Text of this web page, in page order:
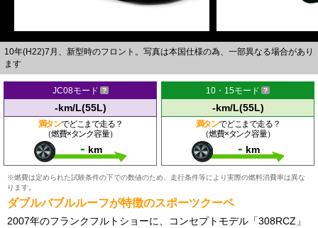
10年(H22)7月、新型時のフロント。写真は本国仕様の為、一部異なる場合があり
ます
JC08モード
-km/L(55L)
満タンでどこまで走る？
（燃費×タンク容量）
- km
10・15モード
-km/L(55L)
満タンでどこまで走る？
（燃費×タンク容量）
- km
※燃費は定められた試験条件の下での数値のため、走行条件等により実際の燃料消費率は異な
ります。
ダブルバブルルーフが特徴のスポーツクーペ
2007年のフランクフルトショーに、コンセプトモデル「308RCZ」